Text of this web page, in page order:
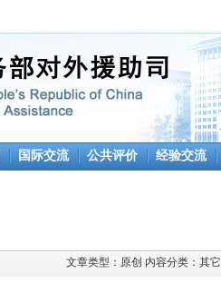
国际交流 公共评价 经验交流
文章类型： 原创 内容分类： 其它